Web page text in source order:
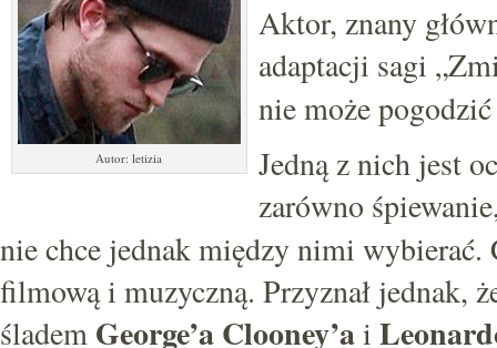
Autor: letizia
Aktor, znany
adaptacji sagi
nie może
Jedną z nich jest
zarówno
nie chce jednak między nimi wybierać.
filmową i muzyczną. Przyznał jednak,
śladem George’a Clooney’ai